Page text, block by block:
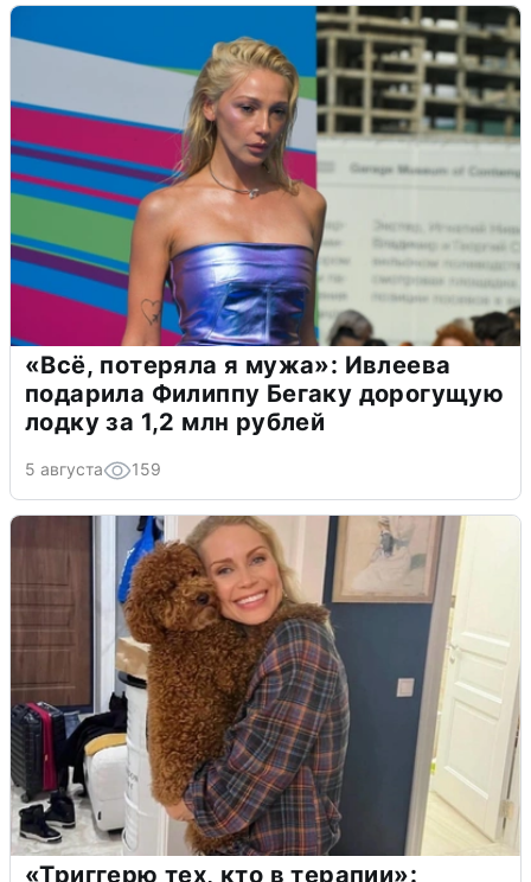
«Всё, потеряла я мужа»: Ивлеева
подарила Филиппу Бегаку дорогущую
лодку за 1,2 млн рублей
5 августа 159
«Триггерю тех, кто в терапии»: